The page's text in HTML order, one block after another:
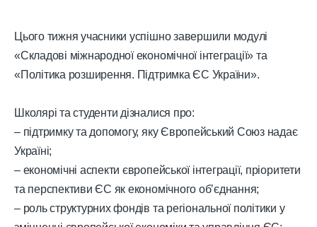
Цього тижня учасники успішно завершили модулі
«Складові міжнародної економічної інтеграції» та
«Політика розширення. Підтримка ЄС України».
Школярі та студенти дізналися про:
– підтримку та допомогу, яку Європейський Союз надає
Україні;
– економічні аспекти європейської інтеграції, пріоритети
та перспективи ЄС як економічного обʼєднання;
– роль структурних фондів та регіональної політики у